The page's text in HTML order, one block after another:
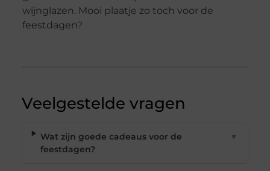
wijnglazen. Mooi plaatje zo toch voor de
feestdagen?
Veelgestelde vragen
Wat zijn goede cadeaus voor de
feestdagen?
▼